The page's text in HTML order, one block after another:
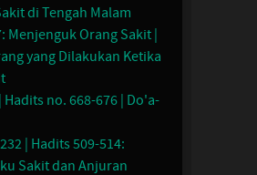
di Tengah Malam
Menjenguk Orang Sakit |
yang Dilakukan Ketika
no. 668-676 | Do'a-
| Hadits 509-514:
Sakit dan Anjuran